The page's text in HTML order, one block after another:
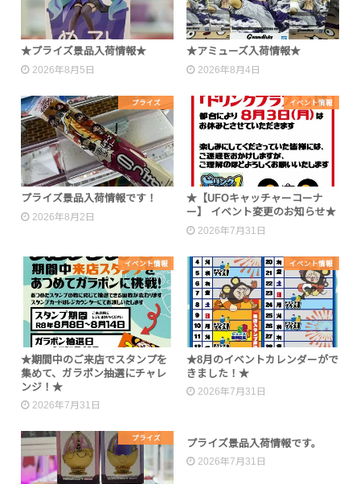
★プライズ景品入荷情報★
2026年8月5日
★アミューズ入荷情報★
2026年8月4日
プライズ
プライズ景品入荷情報です！
2026年8月2日
イベント情報
★【UFOキャッチャーコーナ
ー】 イベント変更のお知らせ★
2026年7月31日
イベント情報
★期間中のご来店でスタンプを
集めて、ガラポン抽選にチャレ
ンジ！★
2026年7月31日
イベント情報
★8月のイベントカレンダーがで
きました！★
2026年7月31日
プライズ プライズ
プライズ景品入荷情報です。
2026年7月31日